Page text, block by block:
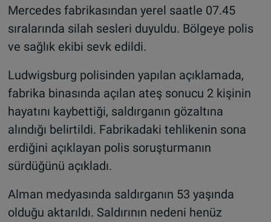
Mercedes fabrikasından yerel saatle 07.45
sıralarında silah sesleri duyuldu. Bölgeye polis
ve sağlık ekibi sevk edildi.
Ludwigsburg polisinden yapılan açıklamada,
fabrika binasında açılan ateş sonucu 2 kişinin
hayatını kaybettiği, saldırganın gözaltına
alındığı belirtildi. Fabrikadaki tehlikenin sona
erdiğini açıklayan polis soruşturmanın
sürdüğünü açıkladı.
Alman medyasında saldırganın 53 yaşında
olduğu aktarıldı. Saldırının nedeni henüz